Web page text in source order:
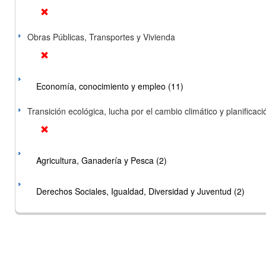
Obras Públicas, Transportes y Vivienda
Economía, conocimiento y empleo (11)
Transición ecológica, lucha por el cambio climático y
Agricultura, Ganadería y Pesca (2)
Derechos Sociales, Igualdad, Diversidad y Juventud (2)